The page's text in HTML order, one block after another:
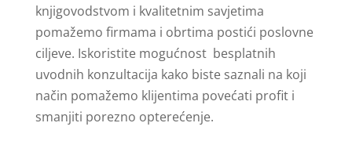
knjigovodstvom i kvalitetnim savjetima
pomažemo firmama i obrtima postići poslovne
ciljeve. Iskoristite mogućnost besplatnih
uvodnih konzultacija kako biste saznali na koji
način pomažemo klijentima povećati profit i
smanjiti porezno opterećenje.